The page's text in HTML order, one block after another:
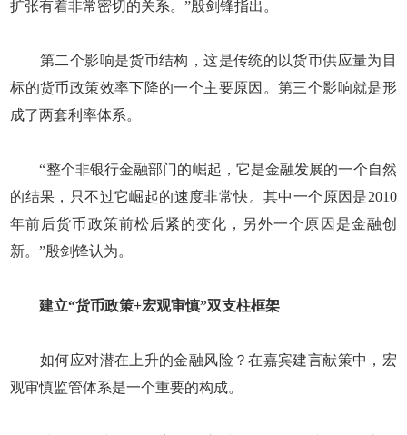
扩张有着非常密切的关系。”殷剑锋指出。
第二个影响是货币结构，这是传统的以货币供应量为目
标的货币政策效率下降的一个主要原因。第三个影响就是形
成了两套利率体系。
“整个非银行金融部门的崛起，它是金融发展的一个自然
的结果，只不过它崛起的速度非常快。其中一个原因是2010
年前后货币政策前松后紧的变化，另外一个原因是金融创
新。”殷剑锋认为。
建立“货币政策+宏观审慎”双支柱框架
如何应对潜在上升的金融风险？在嘉宾建言献策中，宏
观审慎监管体系是一个重要的构成。